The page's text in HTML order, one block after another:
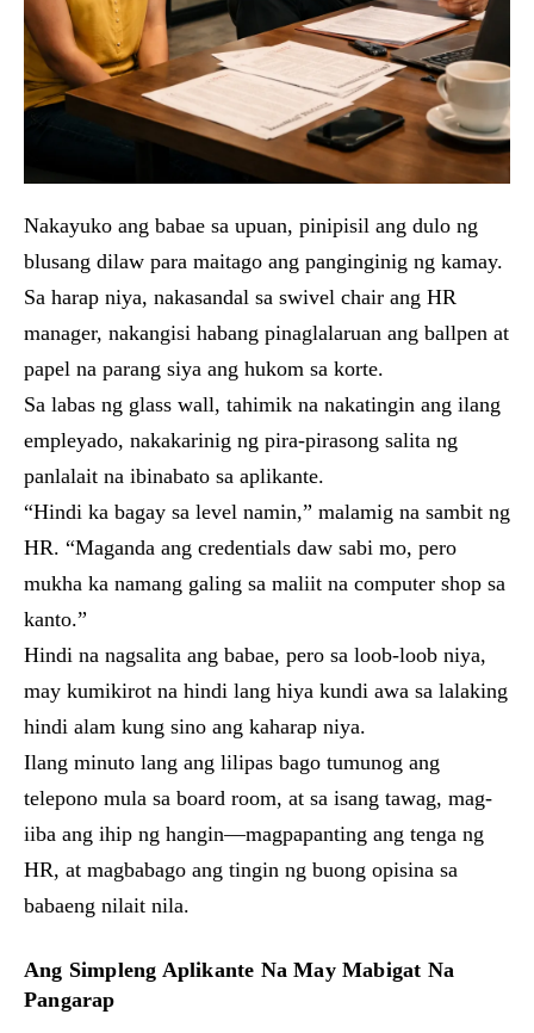
Nakayuko ang babae sa upuan, pinipisil ang dulo ng
blusang dilaw para maitago ang panginginig ng kamay.
Sa harap niya, nakasandal sa swivel chair ang HR
manager, nakangisi habang pinaglalaruan ang ballpen at
papel na parang siya ang hukom sa korte.
Sa labas ng glass wall, tahimik na nakatingin ang ilang
empleyado, nakakarinig ng pira-pirasong salita ng
panlalait na ibinabato sa aplikante.
“Hindi ka bagay sa level namin,” malamig na sambit ng
HR. “Maganda ang credentials daw sabi mo, pero
mukha ka namang galing sa maliit na computer shop sa
kanto.”
Hindi na nagsalita ang babae, pero sa loob-loob niya,
may kumikirot na hindi lang hiya kundi awa sa lalaking
hindi alam kung sino ang kaharap niya.
Ilang minuto lang ang lilipas bago tumunog ang
telepono mula sa board room, at sa isang tawag, mag-
iiba ang ihip ng hangin—magpapanting ang tenga ng
HR, at magbabago ang tingin ng buong opisina sa
babaeng nilait nila.
Ang Simpleng Aplikante Na May Mabigat Na
Pangarap